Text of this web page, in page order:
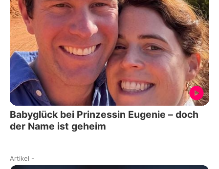
Babyglück bei Prinzessin Eugenie – doch
der Name ist geheim
Artikel -